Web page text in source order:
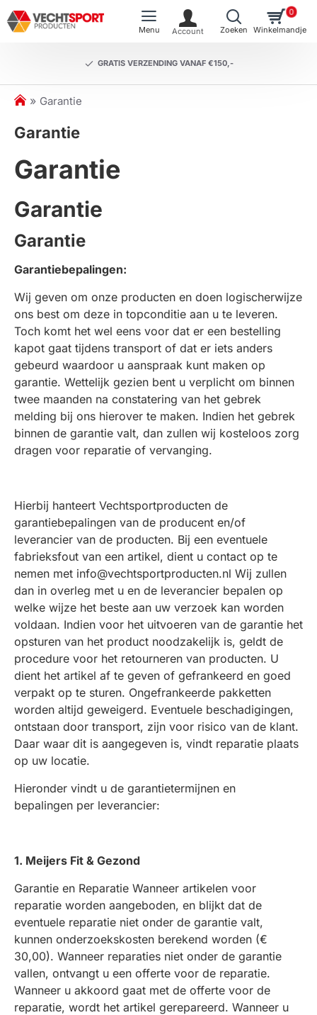
GRATIS VERZENDING VANAF €150,-
0
h
m
Garantie
Garantie
Garantie
Garantie
Garantie
Garantiebepalingen:
Wij geven om onze producten en doen logischerwijze
ons best om deze in topconditie aan u te leveren.
Toch komt het wel eens voor dat er een bestelling
kapot gaat tijdens transport of dat er iets anders
gebeurd waardoor u aanspraak kunt maken op
garantie. Wettelijk gezien bent u verplicht om binnen
twee maanden na constatering van het gebrek
melding bij ons hierover te maken. Indien het gebrek
binnen de garantie valt, dan zullen wij kosteloos zorg
dragen voor reparatie of vervanging.
Hierbij hanteert Vechtsportproducten de
garantiebepalingen van de producent en/of
leverancier van de producten. Bij een eventuele
fabrieksfout van een artikel, dient u contact op te
nemen met info@vechtsportproducten.nl Wij zullen
dan in overleg met u en de leverancier bepalen op
welke wijze het beste aan uw verzoek kan worden
voldaan. Indien voor het uitvoeren van de garantie het
opsturen van het product noodzakelijk is, geldt de
procedure voor het retourneren van producten. U
dient het artikel af te geven of gefrankeerd en goed
verpakt op te sturen. Ongefrankeerde pakketten
worden altijd geweigerd. Eventuele beschadigingen,
ontstaan door transport, zijn voor risico van de klant.
Daar waar dit is aangegeven is, vindt reparatie plaats
op uw locatie.
Hieronder vindt u de garantietermijnen en
bepalingen per leverancier:
1. Meijers Fit & Gezond
Garantie en Reparatie Wanneer artikelen voor
reparatie worden aangeboden, en blijkt dat de
eventuele reparatie niet onder de garantie valt,
kunnen onderzoekskosten berekend worden (€
30,00). Wanneer reparaties niet onder de garantie
vallen, ontvangt u een offerte voor de reparatie.
Wanneer u akkoord gaat met de offerte voor de
reparatie, wordt het artikel gerepareerd. Wanneer u